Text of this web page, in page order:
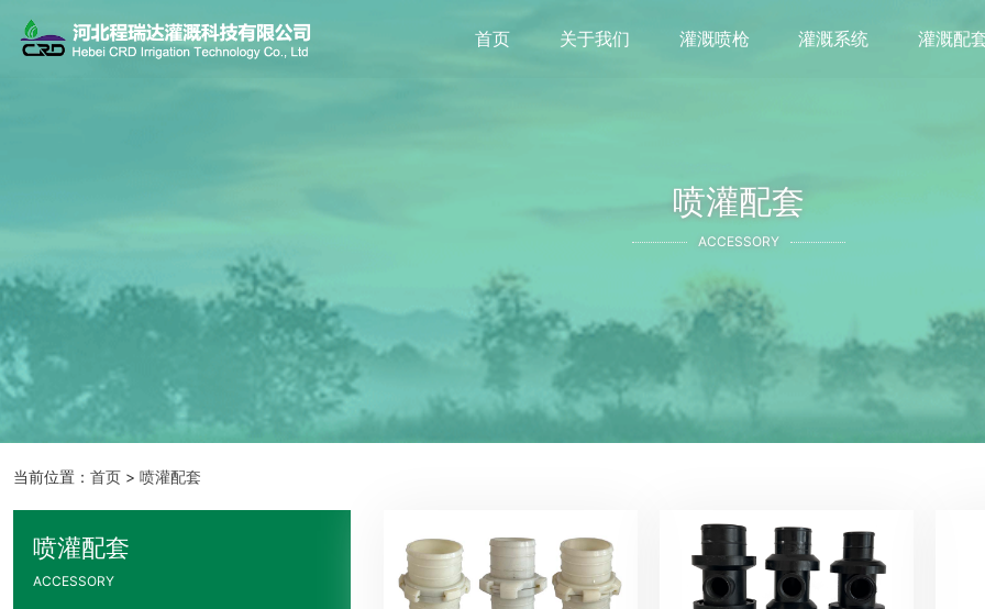
首页 关于我们 灌溉喷枪 灌溉系统 灌溉配
喷灌配套
ACCESSORY
当前位置： 首页 > 喷灌配套
喷灌配套
ACCESSORY